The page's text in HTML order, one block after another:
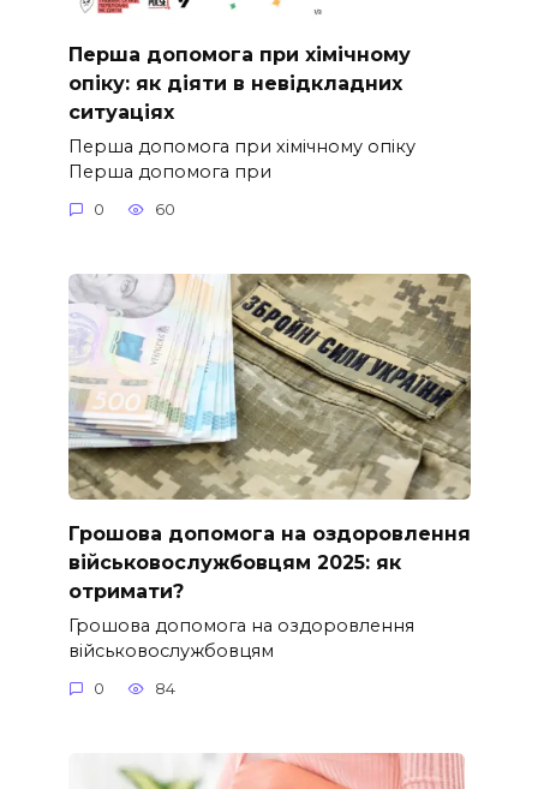
Перша допомога при хімічному
опіку: як діяти в невідкладних
ситуаціях
Перша допомога при хімічному опіку
Перша допомога при
0 60
Грошова допомога на оздоровлення
військовослужбовцям 2025: як
отримати?
Грошова допомога на оздоровлення
військовослужбовцям
0 84